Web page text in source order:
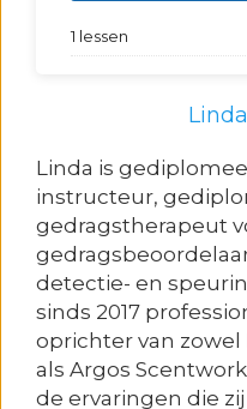
1 lessen
Linda is
instructeur,
gedragstherapeut
detectie- en
sinds 2017
oprichter van
als Argos
de ervaringen die